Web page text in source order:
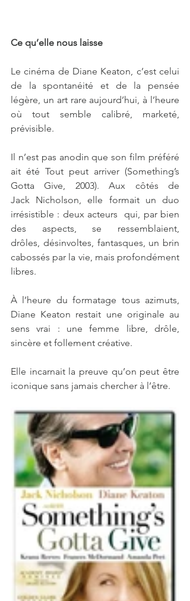
Ce qu’elle nous laisse
Le cinéma de Diane Keaton, c’est celui
de la spontanéité et de la pensée
légère, un art rare aujourd’hui, à l’heure
où tout semble calibré, marketé,
prévisible.
Il n’est pas anodin que son film préféré
ait été Tout peut arriver (Something’s
Gotta Give, 2003). Aux côtés de
Jack Nicholson, elle formait un duo
irrésistible : deux acteurs  qui, par bien
des aspects, se ressemblaient,
drôles, désinvoltes, fantasques, un brin
cabossés par la vie, mais profondément
libres.
À l’heure du formatage tous azimuts,
Diane Keaton restait une originale au
sens vrai : une femme libre, drôle,
sincère et follement créative.
Elle incarnait la preuve qu’on peut être
iconique sans jamais chercher à l’être.